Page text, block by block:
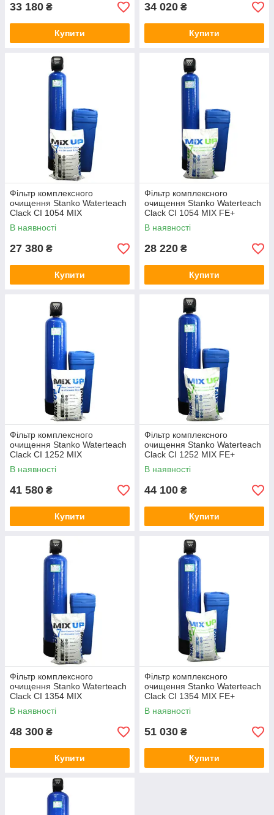
33 180 ₴
Купити
34 020 ₴
Купити
Фільтр комплексного
очищення Stanko Waterteach
Clack CI 1054 MIX
В наявності
27 380 ₴
Купити
Фільтр комплексного
очищення Stanko Waterteach
Clack CI 1054 MIX FE+
В наявності
28 220 ₴
Купити
Фільтр комплексного
очищення Stanko Waterteach
Clack CI 1252 MIX
В наявності
41 580 ₴
Купити
Фільтр комплексного
очищення Stanko Waterteach
Clack CI 1252 MIX FE+
В наявності
44 100 ₴
Купити
Фільтр комплексного
очищення Stanko Waterteach
Clack CI 1354 MIX
В наявності
48 300 ₴
Купити
Фільтр комплексного
очищення Stanko Waterteach
Clack CI 1354 MIX FE+
В наявності
51 030 ₴
Купити